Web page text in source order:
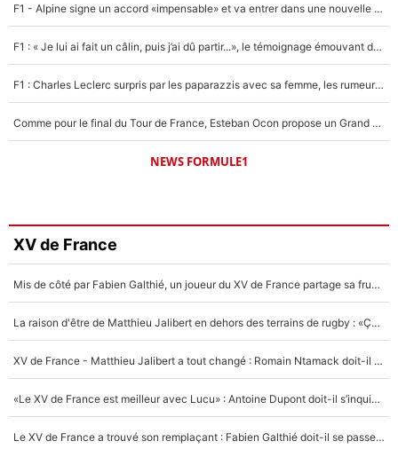
F1 - Alpine signe un accord «impensable» et va entrer dans une nouvelle dimension : Grande nouvelle pour Pierre Gasly !
F1 : « Je lui ai fait un câlin, puis j’ai dû partir...», le témoignage émouvant de Max Verstappen sur sa fille
F1 : Charles Leclerc surpris par les paparazzis avec sa femme, les rumeurs étaient vraies !
Comme pour le final du Tour de France, Esteban Ocon propose un Grand Prix de Formule 1 à Paris : «Autour de l’Arc de Triomphe, ce serait génial» !
NEWS FORMULE1
XV de France
Mis de côté par Fabien Galthié, un joueur du XV de France partage sa frustration : «ils ne me l’ont pas dit tout de suite»
La raison d'être de Matthieu Jalibert en dehors des terrains de rugby : «Ça m'atteint autant que si tu touches à un membre de ma famille»
XV de France - Matthieu Jalibert a tout changé : Romain Ntamack doit-il s’inquiéter pour sa place à un an de la Coupe du monde ?
«Le XV de France est meilleur avec Lucu» : Antoine Dupont doit-il s’inquiéter pour sa place ?
Le XV de France a trouvé son remplaçant : Fabien Galthié doit-il se passer d'Antoine Dupont ?